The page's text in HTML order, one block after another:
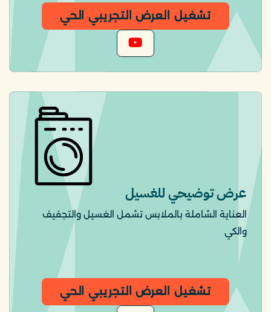
تشغيل العرض التجريبي الحي
عرض توضيحي للغسيل
العناية الشاملة بالملابس تشمل الغسيل والتجفيف
والكي
تشغيل العرض التجريبي الحي